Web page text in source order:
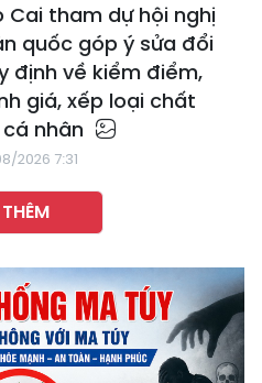
Cai tham dự hội nghị
quốc góp ý sửa đổi
định về kiểm điểm,
giá, xếp loại chất
nhân
2026 7:31